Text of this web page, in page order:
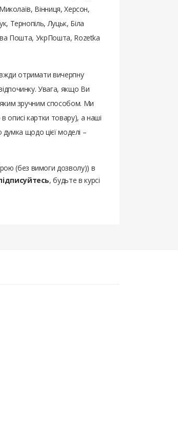
Вінниця, Херсон,
Тернопіль, Луцьк, Біла
Пошта, УкрПошта, Rozetka
отримати вичерпну
Увага, якщо Ви
яким зручним способом. Ми
описі картки товару), а наші
думка щодо цієї моделі –
(без вимоги дозволу)) в
, будьте в курсі